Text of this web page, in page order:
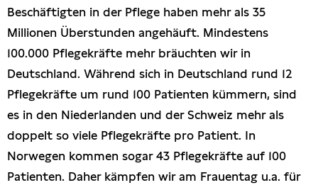
Beschäftigten in der Pflege haben mehr als 35
Millionen Überstunden angehäuft. Mindestens
100.000 Pflegekräfte mehr bräuchten wir in
Deutschland. Während sich in Deutschland rund 12
Pflegekräfte um rund 100 Patienten kümmern, sind
es in den Niederlanden und der Schweiz mehr als
doppelt so viele Pflegekräfte pro Patient. In
Norwegen kommen sogar 43 Pflegekräfte auf 100
Patienten. Daher kämpfen wir am Frauentag u.a. für